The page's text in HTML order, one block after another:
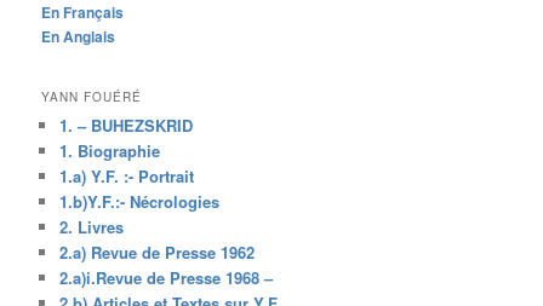
En Français
En Anglais
YANN FOUÉRÉ
1. – BUHEZSKRID
1. Biographie
1.a) Y.F. :- Portrait
1.b)Y.F.:- Nécrologies
2. Livres
2.a) Revue de Presse 1962
2.a)i.Revue de Presse 1968 –